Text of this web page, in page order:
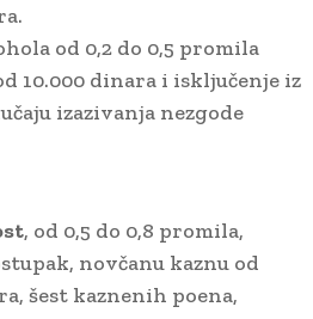
od 0,2 do 0,5 promila
10.000 dinara i isključenje iz
izazivanja nezgode
, od 0,5 do 0,8 promila,
novčanu kaznu od
šest kaznenih poena,